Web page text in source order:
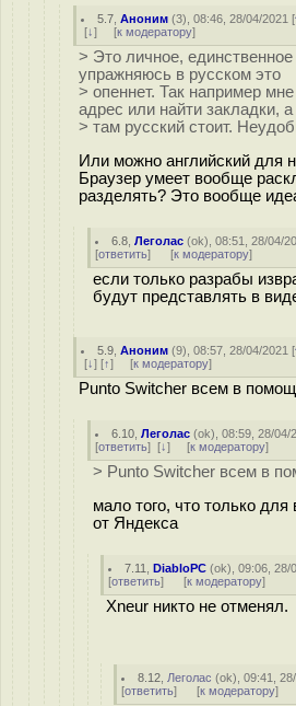
5.7 ,Аноним (3), 08:46, 28/04/2021 [
[↓] [к модератору]
> Это личное, единственное
упражняюсь в русском это
> опеннет. Так например
адрес или найти закладки, а
> там русский стоит.
Или можно английский для
Браузер умеет вообще
разделять? Это вообще
6.8 ,Леголас (ok), 08:51, 28/04/
[ответить] [к модератору]
если только разрабы
будут представлять в
5.9 ,Аноним (9), 08:57, 28/04/2021 [
[↓] [↑] [к модератору]
Punto Switcher всем в
6.10 ,Леголас (ok), 08:59, 28/04/
[ответить] [↓] [к модератору]
> Punto Switcher всем в
мало того, что только
от Яндекса
7.11 ,DiabloPC (ok), 09:06, 28/
[ответить] [к модератору]
Xneur никто не отменял.
8.12 Леголас (ok), 09:41,
[ответить] [к модератору]